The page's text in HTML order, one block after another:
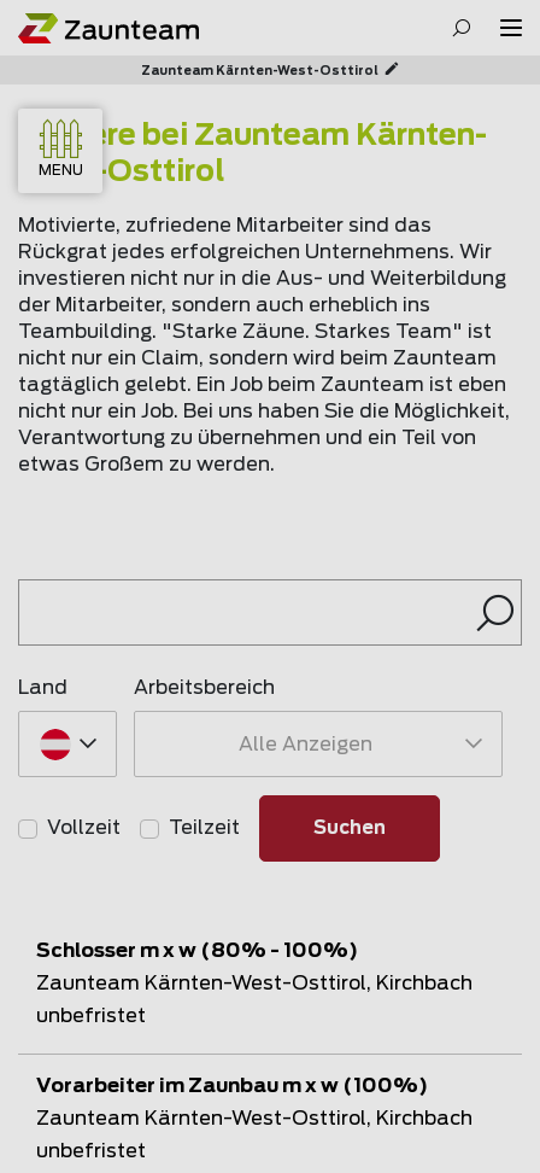
Zaunteam Kärnten-West-Osttirol
MENU
Karriere bei Zaunteam Kärnten-
West-Osttirol
Motivierte, zufriedene Mitarbeiter sind das
Rückgrat jedes erfolgreichen Unternehmens. Wir
investieren nicht nur in die Aus- und Weiterbildung
der Mitarbeiter, sondern auch erheblich ins
Teambuilding. "Starke Zäune. Starkes Team" ist
nicht nur ein Claim, sondern wird beim Zaunteam
tagtäglich gelebt. Ein Job beim Zaunteam ist eben
nicht nur ein Job. Bei uns haben Sie die Möglichkeit,
Verantwortung zu übernehmen und ein Teil von
etwas Großem zu werden.
Land Arbeitsbereich
Alle Anzeigen
Vollzeit Teilzeit Suchen
Schlosser m x w (80% - 100%)
Zaunteam Kärnten-West-Osttirol, Kirchbach
unbefristet
Vorarbeiter im Zaunbau m x w (100%)
Zaunteam Kärnten-West-Osttirol, Kirchbach
unbefristet